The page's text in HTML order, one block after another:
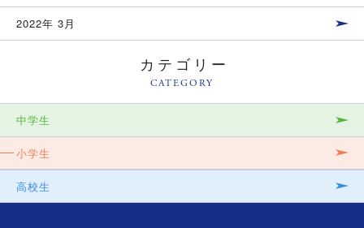
2022年 3月
カテゴリー
CATEGORY
中学生
小学生
高校生